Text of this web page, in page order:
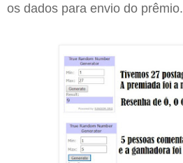
os dados para envio do prêmio.